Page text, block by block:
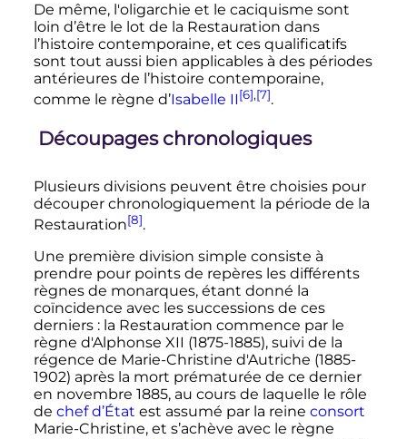
De même, l'oligarchie et le caciquisme sont
loin d’être le lot de la Restauration dans
l’histoire contemporaine, et ces qualificatifs
sont tout aussi bien applicables à des périodes
antérieures de l’histoire contemporaine,
comme le règne d’Isabelle II[6],[7].
Découpages chronologiques
Plusieurs divisions peuvent être choisies pour
découper chronologiquement la période de la
Restauration[8].
Une première division simple consiste à
prendre pour points de repères les différents
règnes de monarques, étant donné la
coïncidence avec les successions de ces
derniers : la Restauration commence par le
règne d'Alphonse XII (1875-1885), suivi de la
régence de Marie-Christine d'Autriche (1885-
1902) après la mort prématurée de ce dernier
en novembre 1885, au cours de laquelle le rôle
de chef d’État est assumé par la reine consort
Marie-Christine, et s’achève avec le règne